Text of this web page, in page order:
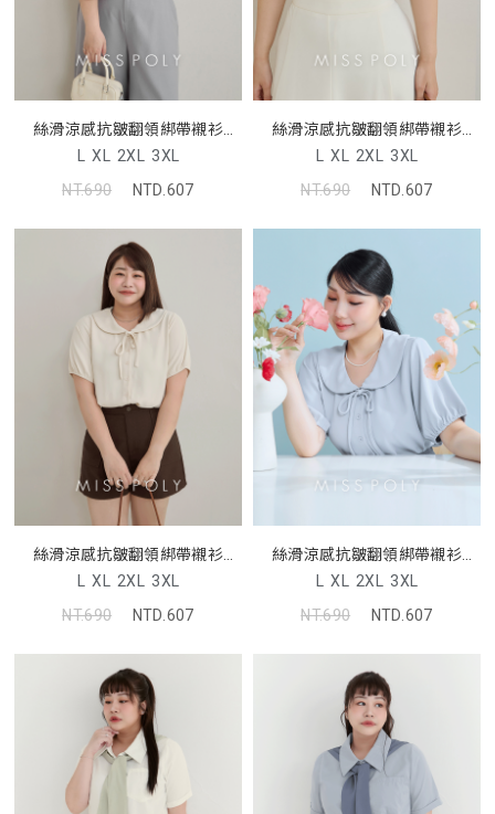
絲滑涼感抗皺翻領綁帶襯衫
MISS
L XL 2XL 3XL
NT.690
NTD.607
絲滑涼感抗皺翻領綁帶襯衫
MISS
L XL 2XL 3XL
NT.690
NTD.607
絲滑涼感抗皺翻領綁帶襯衫
MISS
L XL 2XL 3XL
NT.690
NTD.607
絲滑涼感抗皺翻領綁帶襯衫
MISS
L XL 2XL 3XL
NT.690
NTD.607